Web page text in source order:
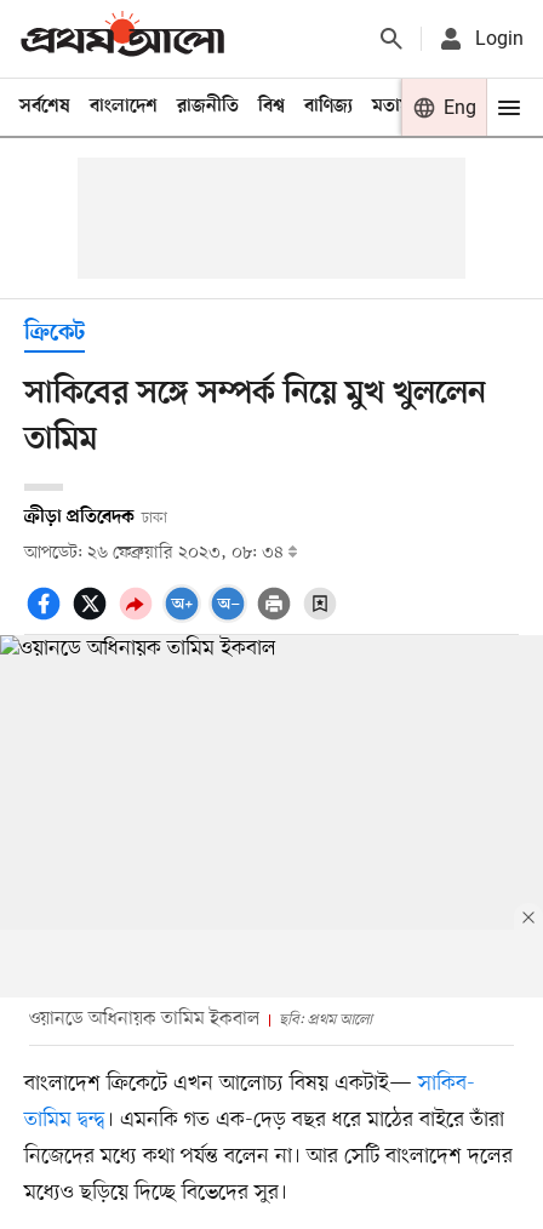
Login
সর্বশেষ বাংলাদেশ রাজনীতি বিশ্ব বাণিজ্য মতামত খেলা
Eng
ক্রিকেট
সাকিবের সঙ্গে সম্পর্ক নিয়ে মুখ খুললেন
তামিম
ক্রীড়া প্রতিবেদক ঢাকা
আপডেট: ২৬ ফেব্রুয়ারি ২০২৩, ০৮: ৩৪
ওয়ানডে অধিনায়ক তামিম ইকবাল ছবি: প্রথম আলো
বাংলাদেশ ক্রিকেটে এখন আলোচ্য বিষয় একটাই—সাকিব-
তামিম দ্বন্দ্ব। এমনকি গত এক-দেড় বছর ধরে মাঠের বাইরে তাঁরা
নিজেদের মধ্যে কথা পর্যন্ত বলেন না। আর সেটি বাংলাদেশ দলের
মধ্যেও ছড়িয়ে দিচ্ছে বিভেদের সুর।